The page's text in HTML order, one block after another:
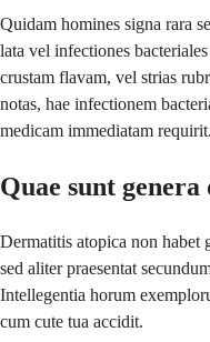
Quidam homines signa rara
lata vel infectiones
crustam flavam, vel strias
notas, hae infectionem
medicam immediatam requirit.
Quae sunt
Dermatitis atopica non habet
sed aliter praesentat
Intellegentia horum
cum cute tua accidit.